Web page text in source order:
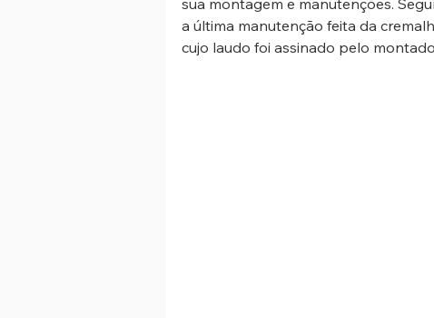
a última manutenção feita da
cujo laudo foi assinado pelo